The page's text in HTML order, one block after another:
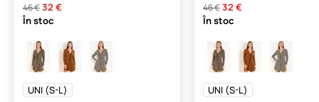
46 €32 €
În stoc
UNI (S-L)
46 €32 €
În stoc
UNI (S-L)